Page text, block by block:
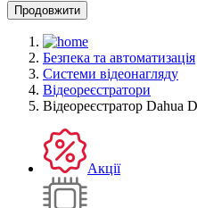
Продовжити
Безпека та автоматизація
Системи відеонагляду
Відеореєстратори
Відеореєстратор Dahua
Акції